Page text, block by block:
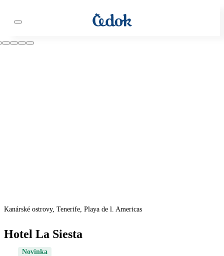
Kanárské ostrovy, Tenerife, Playa de l. Americas
Hotel La Siesta
Novinka